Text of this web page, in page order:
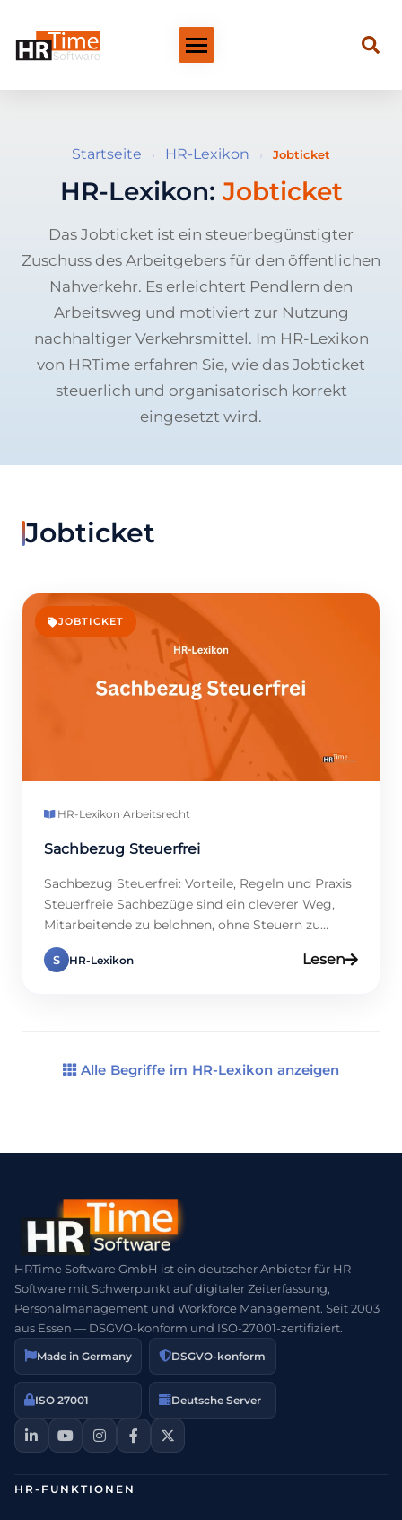
Startseite › HR-Lexikon › Jobticket
HR-Lexikon:Jobticket
Das Jobticket ist ein steuerbegünstigter
Zuschuss des Arbeitgebers für den öffentlichen
Nahverkehr. Es erleichtert Pendlern den
Arbeitsweg und motiviert zur Nutzung
nachhaltiger Verkehrsmittel. Im HR-Lexikon
von HRTime erfahren Sie, wie das Jobticket
steuerlich und organisatorisch korrekt
eingesetzt wird.
Jobticket
JOBTICKET
HR-Lexikon·Arbeitsrecht
Sachbezug Steuerfrei
Sachbezug Steuerfrei: Vorteile, Regeln und Praxis
Steuerfreie Sachbezüge sind ein cleverer Weg,
Mitarbeitende zu belohnen, ohne Steuern zu
zahlen. Ob Jobticket, Essenszuschuss oder
Gesundheitsprogramme – geldwerte Vorteile
S HR-Lexikon Lesen
Alle Begriffe im HR-Lexikon anzeigen
HRTime Software GmbH ist ein deutscher Anbieter für HR-
Software mit Schwerpunkt auf digitaler Zeiterfassung,
Personalmanagement und Workforce Management. Seit 2003
aus Essen — DSGVO-konform und ISO-27001-zertifiziert.
Made in Germany DSGVO-konform
ISO 27001 Deutsche Server
HR-FUNKTIONEN